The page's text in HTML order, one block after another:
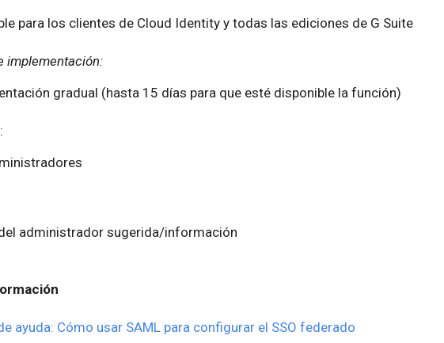
para los clientes de Cloud Identity y todas las ediciones de G Suite
implementación:
gradual (hasta 15 días para que esté disponible la función)
:
administrador sugerida/información
ayuda: Cómo usar SAML para configurar el SSO federado